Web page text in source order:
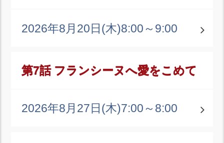
2026年8月20日(木)8:00～9:00
第7話 フランシーヌへ愛をこめて
2026年8月27日(木)7:00～8:00